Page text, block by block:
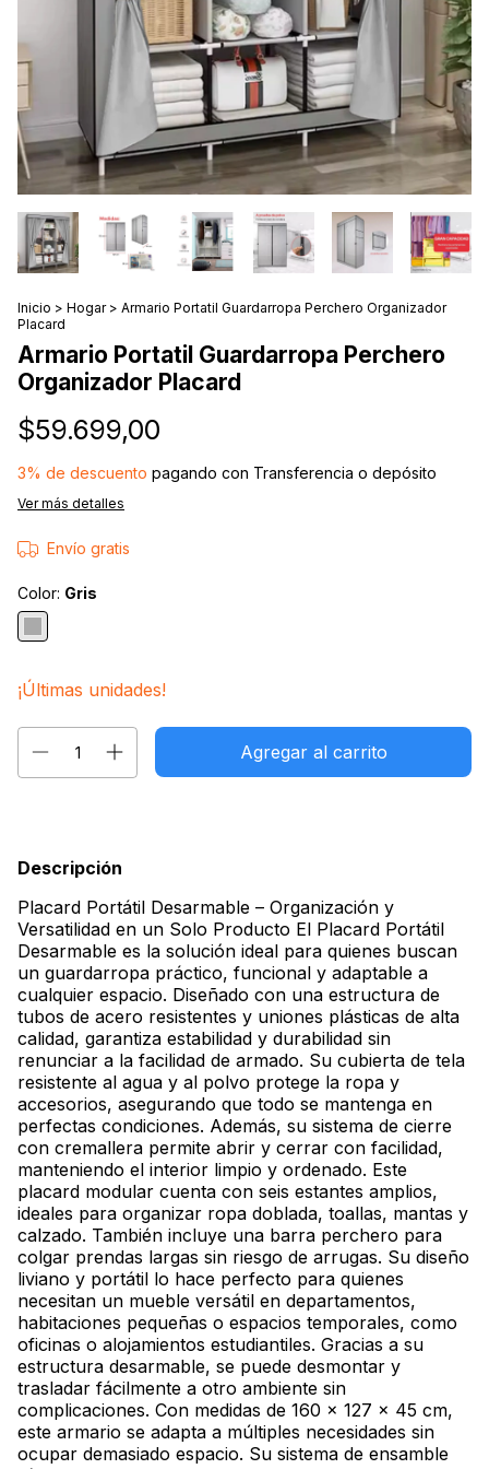
Inicio > Hogar > Armario Portatil Guardarropa Perchero Organizador
Placard
Armario Portatil Guardarropa Perchero
Organizador Placard
$59.699,00
3% de descuento pagando con Transferencia o depósito
Ver más detalles
Envío gratis
Color: Gris
¡Últimas unidades!
Descripción
Placard Portátil Desarmable – Organización y
Versatilidad en un Solo Producto El Placard Portátil
Desarmable es la solución ideal para quienes buscan
un guardarropa práctico, funcional y adaptable a
cualquier espacio. Diseñado con una estructura de
tubos de acero resistentes y uniones plásticas de alta
calidad, garantiza estabilidad y durabilidad sin
renunciar a la facilidad de armado. Su cubierta de tela
resistente al agua y al polvo protege la ropa y
accesorios, asegurando que todo se mantenga en
perfectas condiciones. Además, su sistema de cierre
con cremallera permite abrir y cerrar con facilidad,
manteniendo el interior limpio y ordenado. Este
placard modular cuenta con seis estantes amplios,
ideales para organizar ropa doblada, toallas, mantas y
calzado. También incluye una barra perchero para
colgar prendas largas sin riesgo de arrugas. Su diseño
liviano y portátil lo hace perfecto para quienes
necesitan un mueble versátil en departamentos,
habitaciones pequeñas o espacios temporales, como
oficinas o alojamientos estudiantiles. Gracias a su
estructura desarmable, se puede desmontar y
trasladar fácilmente a otro ambiente sin
complicaciones. Con medidas de 160 x 127 x 45 cm,
este armario se adapta a múltiples necesidades sin
ocupar demasiado espacio. Su sistema de ensamble